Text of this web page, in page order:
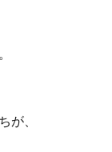
が、